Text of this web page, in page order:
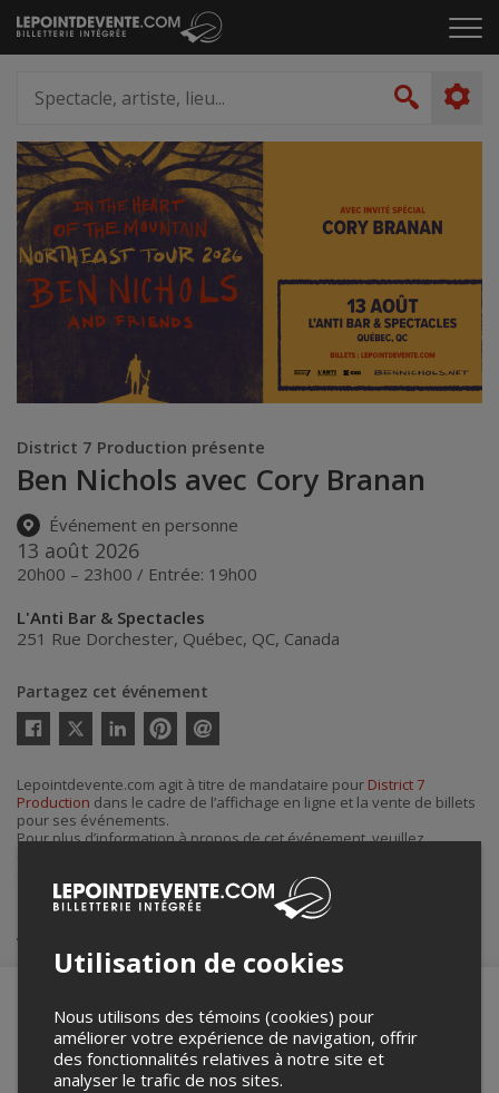
Passer
au
le
artiste,
lieu...
District 7 Production présente
Ben Nichols avec Cory Branan
Événement en personne
13 août 2026
20h00 – 23h00 / Entrée: 19h00
L'Anti Bar & Spectacles
251 Rue Dorchester, Québec, QC, Canada
Partagez cet événement
Twitter
courriel
Lepointdevente.com agit à titre de mandataire pour District 7
Production dans le cadre de l’affichage en ligne et la vente de billets
pour ses événements.
Pour plus d’information à propos de cet événement, veuillez
Achat de billets
Merci de confirmer que vous n'êtes pas un
robot ci-bas.
Utilisation de cookies
Nous utilisons des témoins (cookies) pour
améliorer votre expérience de navigation, offrir
des fonctionnalités relatives à notre site et
analyser le trafic de nos sites.